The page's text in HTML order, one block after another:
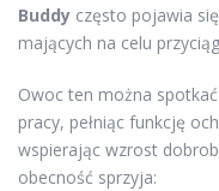
Buddy często pojawia
mających na celu
Owoc ten można
pracy, pełniąc funkcję
wspierając wzrost
obecność sprzyja: